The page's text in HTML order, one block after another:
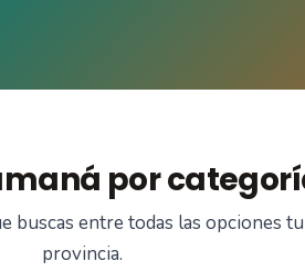
por
buscas entre todas las opciones
provincia.